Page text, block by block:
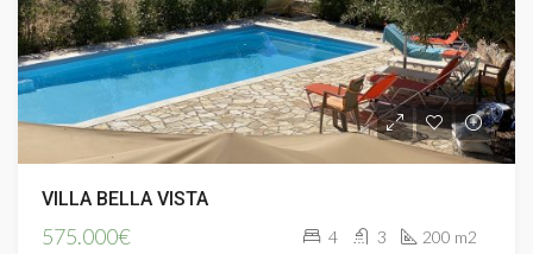
VILLA BELLA VISTA
575.000€ 4 3 200 m2